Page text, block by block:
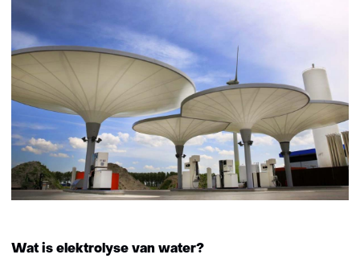
s
r
)
Wat is elektrolyse van water?